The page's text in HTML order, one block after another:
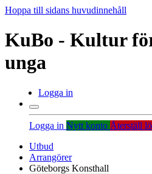
Hoppa till sidans huvudinnehåll
KuBo - Kultur
unga
Logga in
Logga in Nytt konto Återställ
Utbud
Arrangörer
Göteborgs Konsthall